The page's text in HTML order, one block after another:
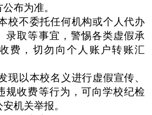
布为准。
校不委托任何机构或个人代办
录取等事宜，警惕各类虚假承
费，切勿向个人账户转账汇
现以本校名义进行虚假宣传、
规收费等行为，可向学校纪检
机关举报。